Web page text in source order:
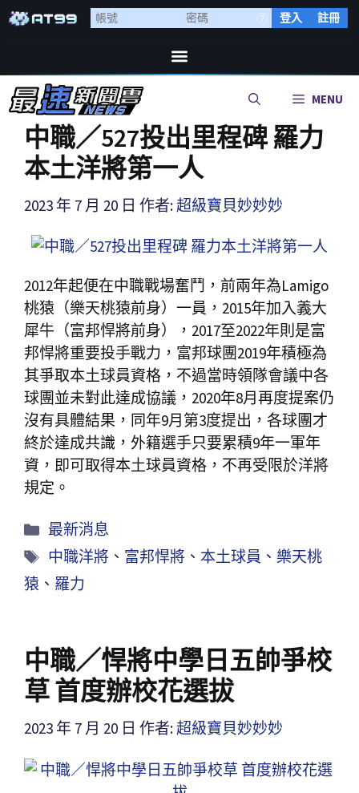
登入 註冊
MENU
中職／527投出里程碑 羅力
本土洋將第一人
2023 年 7 月 20 日 作者: 超級寶貝妙妙妙
2012年起便在中職戰場奮鬥，前兩年為Lamigo
桃猿（樂天桃猿前身）一員，2015年加入義大
犀牛（富邦悍將前身），2017至2022年則是富
邦悍將重要投手戰力，富邦球團2019年積極為
其爭取本土球員資格，不過當時領隊會議中各
球團並未對此達成協議，2020年8月再度提案仍
沒有具體結果，同年9月第3度提出，各球團才
終於達成共識，外籍選手只要累積9年一軍年
資，即可取得本土球員資格，不再受限於洋將
規定。
最新消息
中職洋將 、 富邦悍將 、 本土球員 、 樂天桃
猿 、 羅力
中職／悍將中學日五帥爭校
草 首度辦校花選拔
2023 年 7 月 20 日 作者: 超級寶貝妙妙妙